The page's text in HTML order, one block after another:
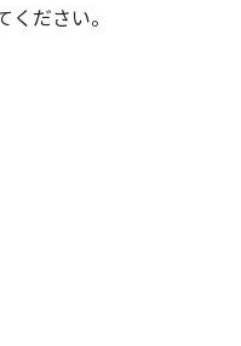
ださい。